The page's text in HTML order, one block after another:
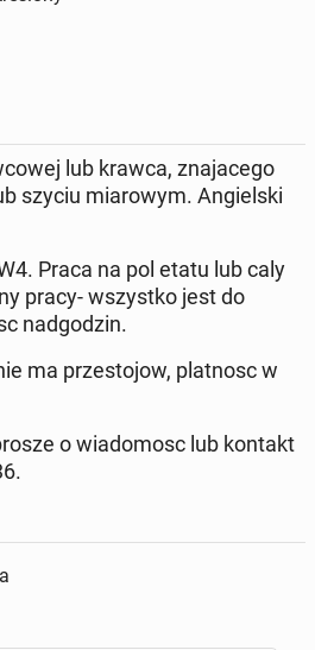
lub krawca, znajacego
szyciu miarowym. Angielski
Praca na pol etatu lub caly
pracy- wszystko jest do
nadgodzin.
ma przestojow, platnosc w
o wiadomosc lub kontakt